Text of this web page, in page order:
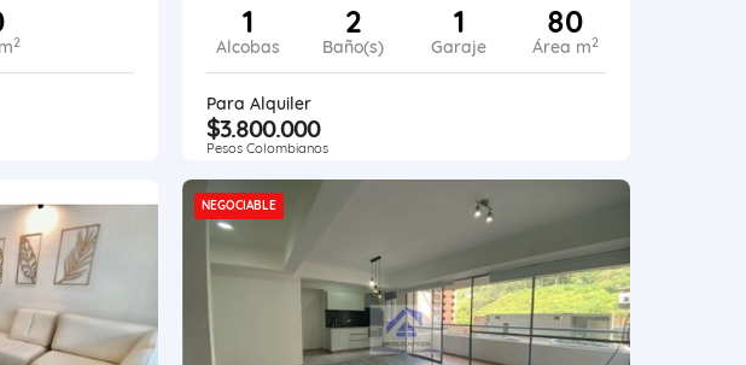
2
1
Alcobas
2
Baño(s)
1
Garaje
80
Área m2
Para Alquiler
$3.800.000
Pesos Colombianos
NEGOCIABLE